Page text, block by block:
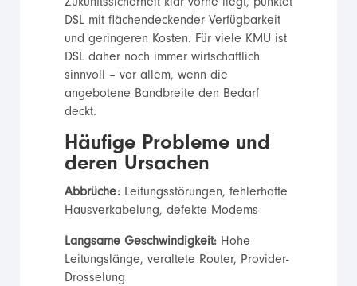
Zukunftssicherheit klar vorne liegt, punktet
DSL mit flächendeckender Verfügbarkeit
und geringeren Kosten. Für viele KMU ist
DSL daher noch immer wirtschaftlich
sinnvoll – vor allem, wenn die
angebotene Bandbreite den Bedarf
deckt.
Häufige Probleme und
deren Ursachen
Abbrüche:Leitungsstörungen, fehlerhafte
Hausverkabelung, defekte Modems
Langsame Geschwindigkeit:Hohe
Leitungslänge, veraltete Router, Provider-
Drosselung